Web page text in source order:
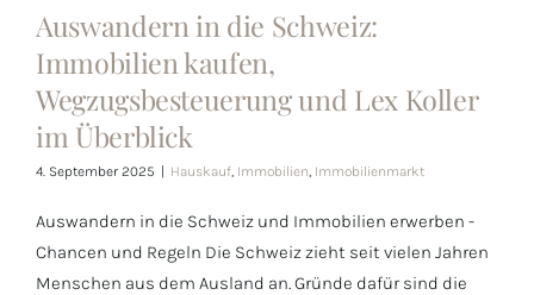
Immobilien
kaufen,
Wegzugsbesteuerung
und Lex Koller
im Überblick
Auswandern in die Schweiz:
Immobilien kaufen,
Wegzugsbesteuerung und Lex Koller
im Überblick
4. September 2025 Hauskauf, Immobilien, Immobilienmarkt
Auswandern in die Schweiz und Immobilien erwerben -
Chancen und Regeln Die Schweiz zieht seit vielen Jahren
Menschen aus dem Ausland an. Gründe dafür sind die